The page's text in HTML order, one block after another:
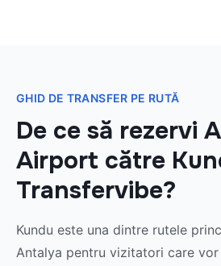
GHID DE TRANSFER PE RUTĂ
De ce să rezervi
Airport către
Transfervibe?
Kundu este una dintre rutele
Antalya pentru vizitatori care